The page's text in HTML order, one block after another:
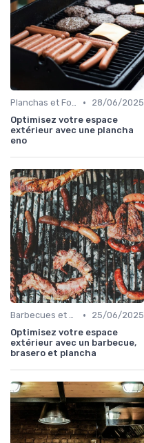
Planchas et Fours à Pizza •
28/06/2025
Optimisez votre espace
extérieur avec une plancha
eno
Barbecues et Grills •
25/06/2025
Optimisez votre espace
extérieur avec un barbecue,
brasero et plancha